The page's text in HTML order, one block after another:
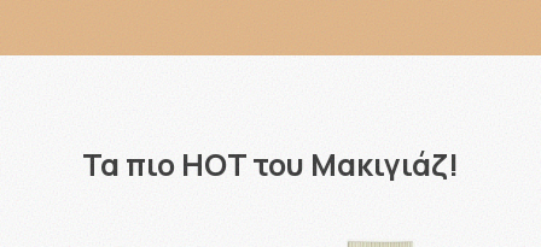
Τα πιο HOT του Μακιγιάζ!